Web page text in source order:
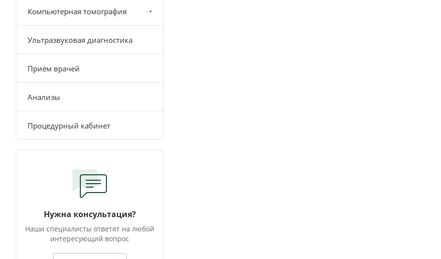
Компьютерная томография
Ультразвуковая диагностика
Приём врачей
Анализы
Процедурный кабинет
Нужна консультация?
Наши специалисты ответят на любой
интересующий вопрос